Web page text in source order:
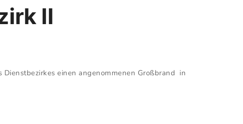
II
einen angenommenen Großbrand in